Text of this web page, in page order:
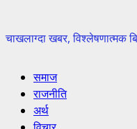
चाखलाग्दा खबर, विश्लेषणात्मक
Menuसमाज
राजनीति
अर्थ